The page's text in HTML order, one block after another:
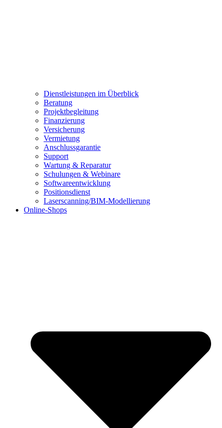
Dienstleistungen im Überblick
Beratung
Projektbegleitung
Finanzierung
Versicherung
Vermietung
Anschlussgarantie
Support
Wartung & Reparatur
Schulungen & Webinare
Softwareentwicklung
Positionsdienst
Laserscanning/BIM-Modellierung
Online-Shops